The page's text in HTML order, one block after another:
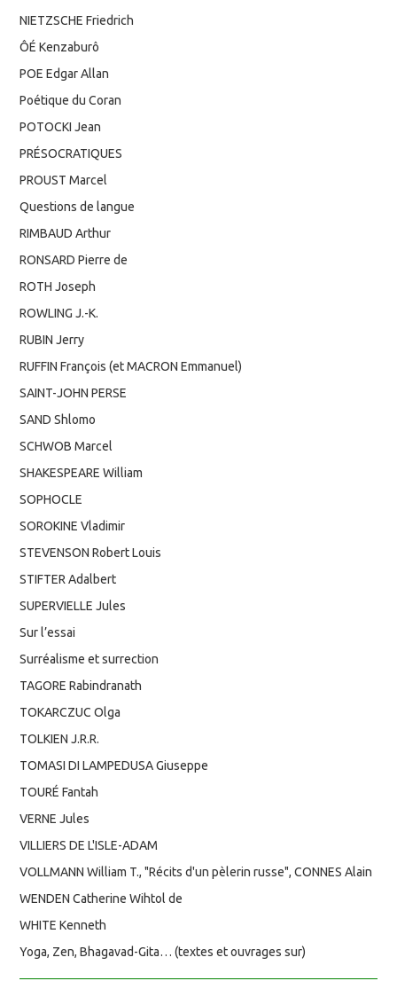
NIETZSCHE Friedrich
ÔÉ Kenzaburô
POE Edgar Allan
Poétique du Coran
POTOCKI Jean
PRÉSOCRATIQUES
PROUST Marcel
Questions de langue
RIMBAUD Arthur
RONSARD Pierre de
ROTH Joseph
ROWLING J.-K.
RUBIN Jerry
RUFFIN François (et MACRON Emmanuel)
SAINT-JOHN PERSE
SAND Shlomo
SCHWOB Marcel
SHAKESPEARE William
SOPHOCLE
SOROKINE Vladimir
STEVENSON Robert Louis
STIFTER Adalbert
SUPERVIELLE Jules
Sur l’essai
Surréalisme et surrection
TAGORE Rabindranath
TOKARCZUC Olga
TOLKIEN J.R.R.
TOMASI DI LAMPEDUSA Giuseppe
TOURÉ Fantah
VERNE Jules
VILLIERS DE L'ISLE-ADAM
VOLLMANN William T., "Récits d'un pèlerin russe", CONNES Alain
WENDEN Catherine Wihtol de
WHITE Kenneth
Yoga, Zen, Bhagavad-Gita… (textes et ouvrages sur)